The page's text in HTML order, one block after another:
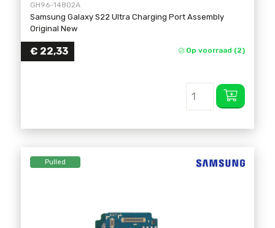
GH96-14802A
Samsung Galaxy S22 Ultra Charging Port Assembly
Original New
€ 22,33 Op voorraad (2)
Pulled